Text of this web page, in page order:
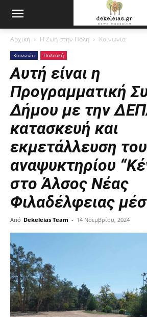
Αρχική Η Ζωή στην Πόλη Κοινωνία
Κοινωνία Πολιτική
Αυτή είναι η
Προγραμματική
Δήμου με την
κατασκευή και
εκμετάλλευση του
αναψυκτηρίου
στο Άλσος Νέας
Φιλαδέλφειας
Από Dekeleias Team - 14 Νοεμβρίου, 2024